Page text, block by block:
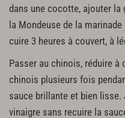
dans une cocotte, ajouter
la Mondeuse de la
cuire 3 heures à couvert, à
Passer au chinois, réduire à
chinois plusieurs fois
sauce brillante et bien lisse.
vinaigre sans recuire la